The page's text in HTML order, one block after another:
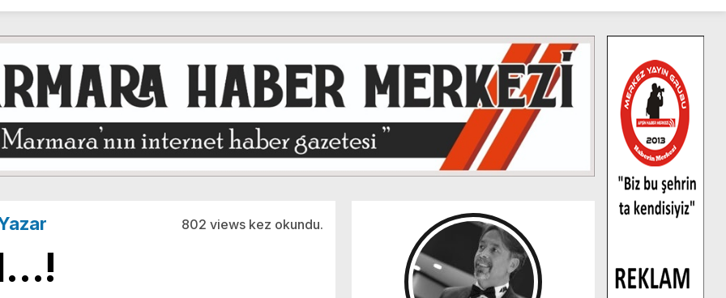
ROLÜ…!
VE FELEK MESELESİ…!
üyeleri UNESCO Lansmanı için İstanbul’daydı!
Haberin Merkezine ziyaret.
802 views kez okundu.